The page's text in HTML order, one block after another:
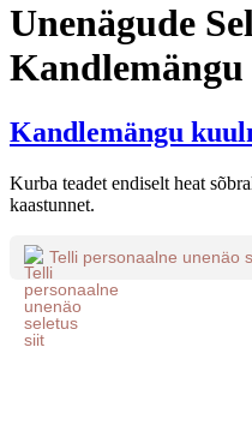
Unenägude
Kandlemängu
Kurba teadet endiselt heat
kaastunnet.
Telli personaalne unenäo